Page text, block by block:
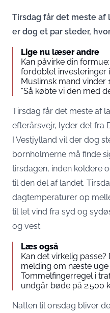
Tirsdag får det meste af
er dog et par steder,
Lige nu læser andre
Kan påvirke din
fordoblet investeringer
Muslimsk mand vinder
“Så købte vi den med
Tirsdag får det meste af
efterårsvejr, lyder det fra
I Vestjylland vil der dog
bornholmerne må finde
tirsdagen, inden koldere
til den del af landet.
dagtemperaturer op
til let vind fra syd og
og vest.
Læs også
Kan det virkelig
melding om næste uge
Tommelfingerregel i
undgår bøde på 2.500
Natten til onsdag bliver